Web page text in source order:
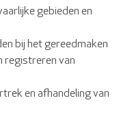
gebieden en
bij het gereedmaken
registreren van
en afhandeling van